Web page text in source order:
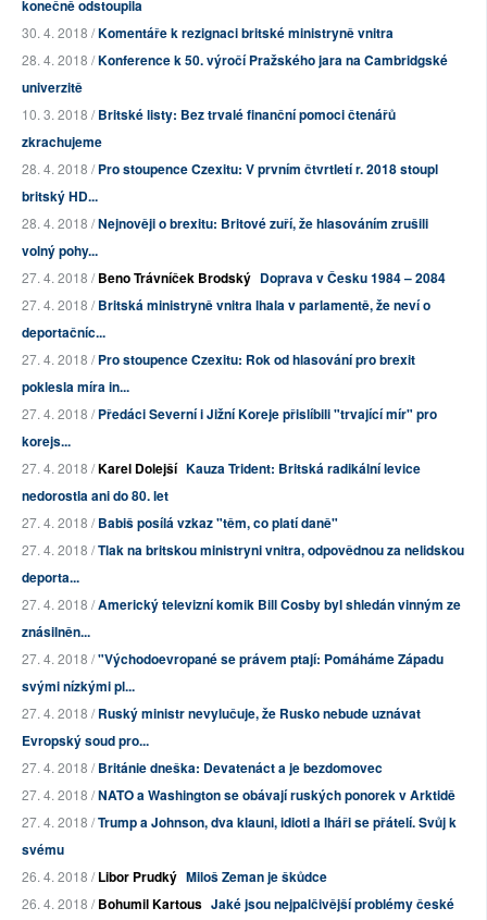
konečně odstoupila
30. 4. 2018 /Komentáře k rezignaci britské ministryně vnitra
28. 4. 2018 /Konference k 50. výročí Pražského jara na Cambridgské
univerzitě
10. 3. 2018 /Britské listy: Bez trvalé finanční pomoci čtenářů
zkrachujeme
28. 4. 2018 /Pro stoupence Czexitu: V prvním čtvrtletí r. 2018 stoupl
britský HD...
28. 4. 2018 /Nejnověji o brexitu: Britové zuří, že hlasováním zrušili
volný pohy...
27. 4. 2018 /Beno Trávníček Brodský Doprava v Česku 1984 – 2084
27. 4. 2018 /Britská ministryně vnitra lhala v parlamentě, že neví o
deportačníc...
27. 4. 2018 /Pro stoupence Czexitu: Rok od hlasování pro brexit
poklesla míra in...
27. 4. 2018 /Předáci Severní i Jižní Koreje přislíbili "trvající mír" pro
korejs...
27. 4. 2018 /Karel Dolejší Kauza Trident: Britská radikální levice
nedorostla ani do 80. let
27. 4. 2018 /Babiš posílá vzkaz "těm, co platí daně"
27. 4. 2018 /Tlak na britskou ministryni vnitra, odpovědnou za nelidskou
deporta...
27. 4. 2018 /Americký televizní komik Bill Cosby byl shledán vinným ze
znásilněn...
27. 4. 2018 /"Východoevropané se právem ptají: Pomáháme Západu
svými nízkými pl...
27. 4. 2018 /Ruský ministr nevylučuje, že Rusko nebude uznávat
Evropský soud pro...
27. 4. 2018 /Británie dneška: Devatenáct a je bezdomovec
27. 4. 2018 /NATO a Washington se obávají ruských ponorek v Arktidě
27. 4. 2018 /Trump a Johnson, dva klauni, idioti a lháři se přátelí. Svůj k
svému
26. 4. 2018 /Libor Prudký Miloš Zeman je škůdce
26. 4. 2018 /Bohumil Kartous Jaké jsou nejpalčivější problémy české